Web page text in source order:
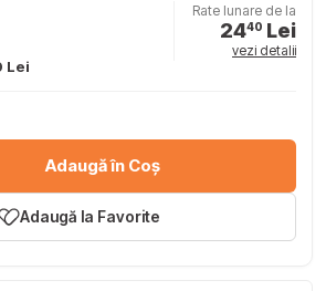
Lei
Rate lunare de la
2440 Lei
vezi detalii
Adaugă în Coș
Adaugă la Favorite